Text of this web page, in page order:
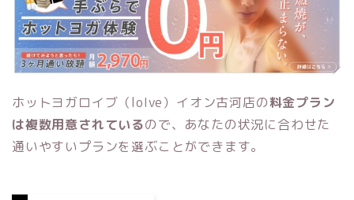
ホットヨガロイブ（loIve）イオン古河店の料金プラン
は複数用意されているので、あなたの状況に合わせた
通いやすいプランを選ぶことができます。